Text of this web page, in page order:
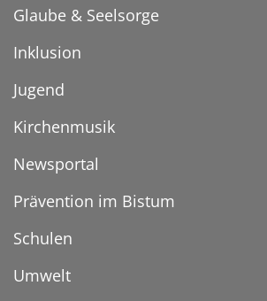
Glaube & Seelsorge
Inklusion
Jugend
Kirchenmusik
Newsportal
Prävention im Bistum
Schulen
Umwelt